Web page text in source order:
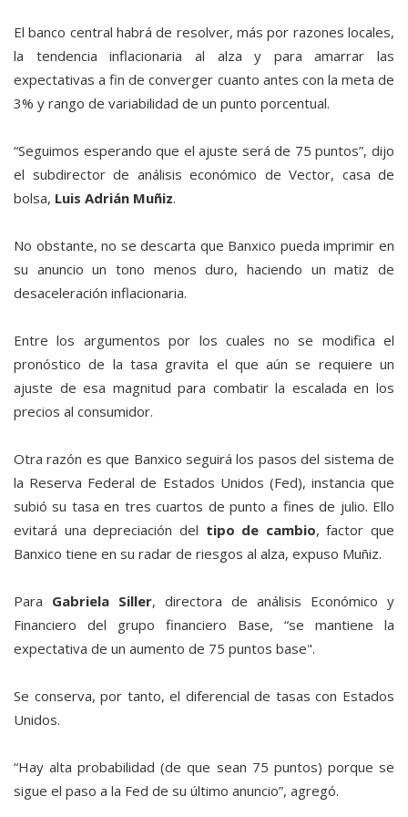
El banco central habrá de resolver, más por razones locales,
la tendencia inflacionaria al alza y para amarrar las
expectativas a fin de converger cuanto antes con la meta de
3% y rango de variabilidad de un punto porcentual.
“Seguimos esperando que el ajuste será de 75 puntos”, dijo
el subdirector de análisis económico de Vector, casa de
bolsa, Luis Adrián Muñiz.
No obstante, no se descarta que Banxico pueda imprimir en
su anuncio un tono menos duro, haciendo un matiz de
desaceleración inflacionaria.
Entre los argumentos por los cuales no se modifica el
pronóstico de la tasa gravita el que aún se requiere un
ajuste de esa magnitud para combatir la escalada en los
precios al consumidor.
Otra razón es que Banxico seguirá los pasos del sistema de
la Reserva Federal de Estados Unidos (Fed), instancia que
subió su tasa en tres cuartos de punto a fines de julio. Ello
evitará una depreciación del tipo de cambio, factor que
Banxico tiene en su radar de riesgos al alza, expuso Muñiz.
Para Gabriela Siller, directora de análisis Económico y
Financiero del grupo financiero Base, “se mantiene la
expectativa de un aumento de 75 puntos base".
Se conserva, por tanto, el diferencial de tasas con Estados
Unidos.
“Hay alta probabilidad (de que sean 75 puntos) porque se
sigue el paso a la Fed de su último anuncio”, agregó.